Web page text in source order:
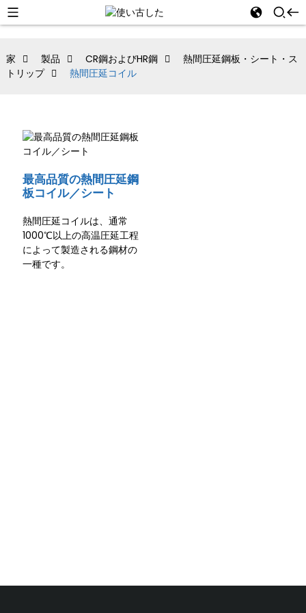
家 製品 CR鋼およびHR鋼
熱間圧延鋼板・シート・ス
トリップ
熱間圧延コイル
最高品質の熱間圧延鋼
板コイル／シート
熱間圧延コイルは、通常
1000℃以上の高温圧延工程
によって製造される鋼材の
一種です。